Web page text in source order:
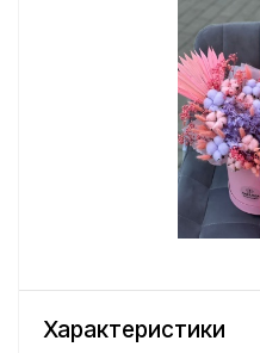
Характеристики